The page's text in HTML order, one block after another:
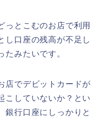
っとこむのお店で利用
し口座の残高が不足し
たみたいです。
店でデビットカードが
こしていないか？とい
銀行口座にしっかりと